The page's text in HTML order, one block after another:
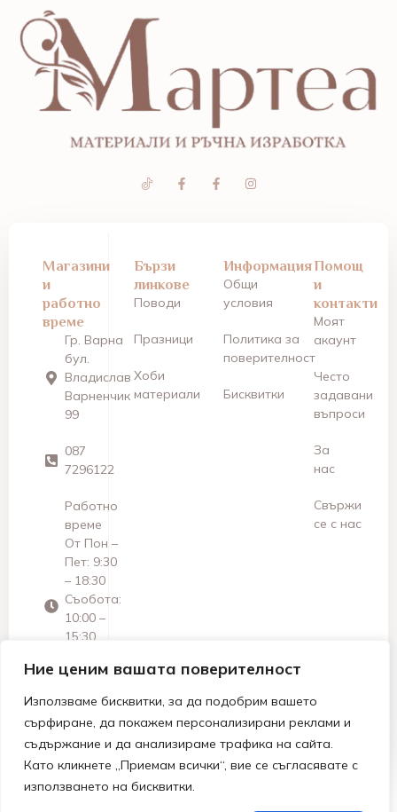
Ние ценим вашата поверителност
Използваме бисквитки, за да подобрим вашето
сърфиране, да покажем персонализирани реклами и
съдържание и да анализираме трафика на сайта.
Като кликнете „Приемам всички“, вие се съгласявате с
използването на бисквитки.
Магазини
и
работно
време
Гр. Варна
бул.
Владислав
Варненчик
99
087
7296122
Работно
време
От Пон –
Пет: 9:30
– 18:30
Съобота:
10:00 –
15:30
Почивен
Бързи
линкове
Поводи
Празници
Хоби
материали
Информация
Общи
условия
Политика за
поверителност
Бисквитки
Помощ
и
контакти
Моят
акаунт
Често
задавани
въпроси
За
нас
Свържи
се с нас
© 2026 МАРТЕА ДЗЗД | Всички права запазени.